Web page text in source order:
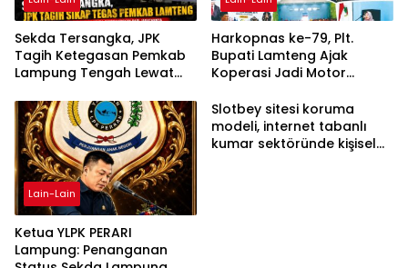
Sekda Tersangka, JPK
Tagih Ketegasan Pemkab
Lampung Tengah Lewat
Harkopnas ke-79, Plt.
Bupati Lamteng Ajak
Koperasi Jadi Motor
Lain-Lain
Ketua YLPK PERARI
Lampung: Penanganan
Slotbey sitesi koruma
modeli, internet tabanlı
kumar sektöründe kişisel